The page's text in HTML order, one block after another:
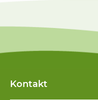
Kontakt